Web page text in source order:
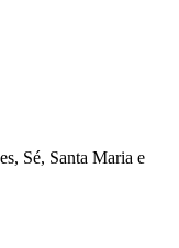
Sé, Santa Maria e